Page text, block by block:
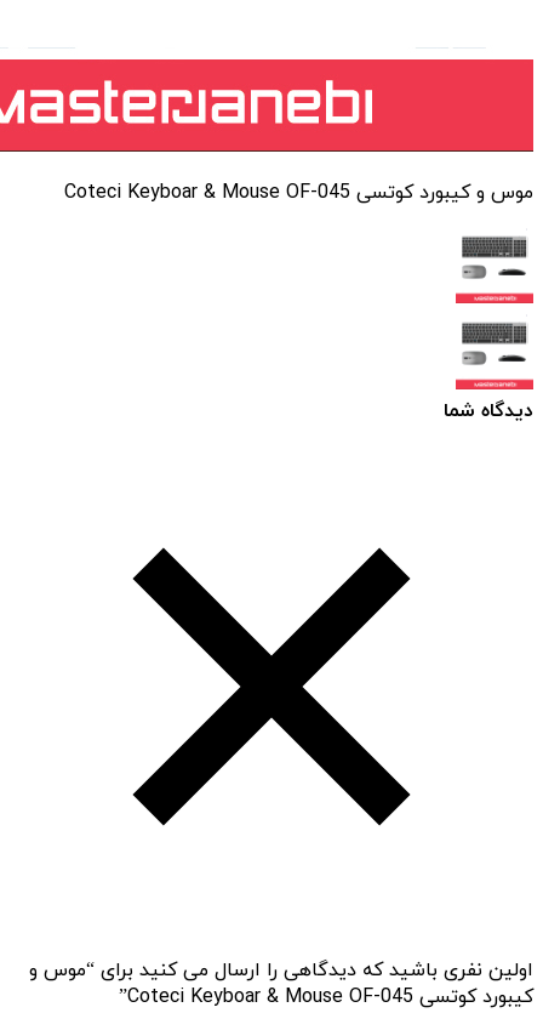
موس و کیبورد کوتسی Coteci Keyboar & Mouse OF-045
دیدگاه شما
اولین نفری باشید که دیدگاهی را ارسال می کنید برای “موس و
کیبورد کوتسی Coteci Keyboar & Mouse OF-045”